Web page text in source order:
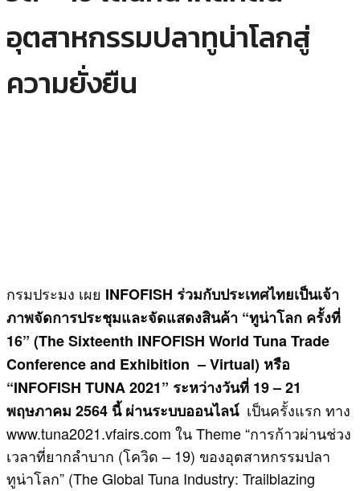
อุตสาหกรรมปลาทูน่าโลกสู่
ความยั่งยืน
​กรมประมง เผย INFOFISH ร่วมกับประเทศไทยเป็นเจ้า
ภาพจัดการประชุมและจัดแสดงสินค้า “ทูน่าโลก ครั้งที่
16” (The Sixteenth INFOFISH World Tuna Trade
Conference and Exhibition – Virtual) หรือ
“INFOFISH TUNA 2021” ระหว่างวันที่ 19 – 21
พฤษภาคม 2564 นี้ ผ่านระบบออนไลน์เป็นครั้งแรก ทาง
www.tuna2021.vfairs.com ใน Theme “การก้าวผ่านช่วง
เวลาที่ยากลำบาก (โควิด – 19) ของอุตสาหกรรมปลา
ทูน่าโลก” (The Global Tuna Industry: Trailblazing